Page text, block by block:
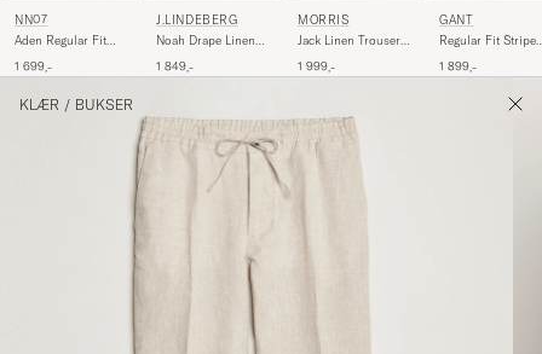
NN07
Aden Regular Fit
1 699,-
J.LINDEBERG
Noah Drape Linen
1 849,-
MORRIS
Jack Linen Trousers
1 999,-
GANT
Regular Fit Striped
Pants Faded Beige
1 899,-
KLÆR / BUKSER